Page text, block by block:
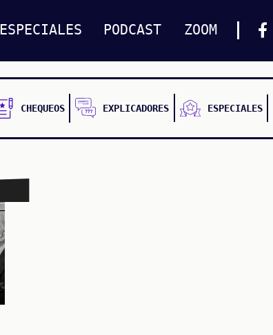
ESPECIALES PODCAST ZOOM
CHEQUEOS EXPLICADORES ESPECIALES